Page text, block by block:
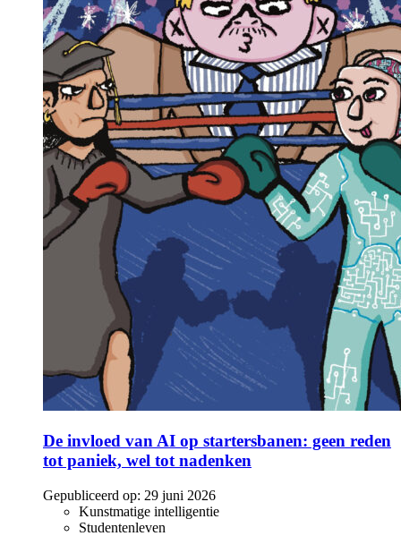
De invloed van AI op startersbanen: geen reden
tot paniek, wel tot nadenken
Gepubliceerd op: 29 juni 2026
Kunstmatige intelligentie
Studentenleven